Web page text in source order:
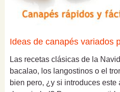
Ideas de canapés variados
Las recetas clásicas de la
bacalao, los langostinos o el
bien pero, ¿y si introduces este